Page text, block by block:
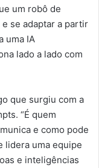
um robô de
se adaptar a partir
uma IA
lado a lado com
que surgiu com a
“É quem
e como pode
lidera uma equipe
e inteligências